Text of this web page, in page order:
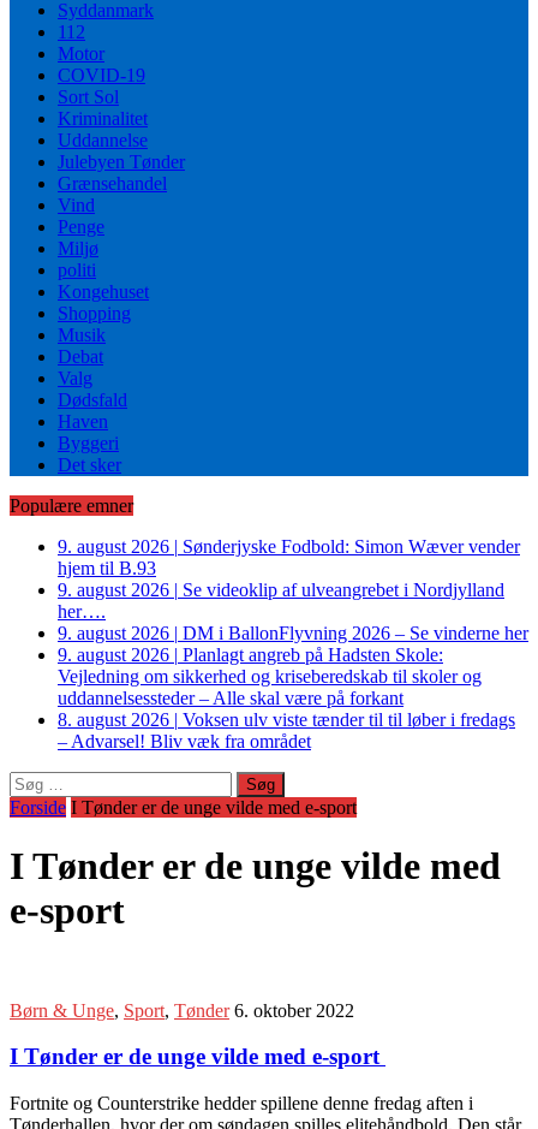
Syddanmark
112
Motor
COVID-19
Sort Sol
Kriminalitet
Uddannelse
Julebyen Tønder
Grænsehandel
Vind
Penge
Miljø
politi
Kongehuset
Shopping
Musik
Debat
Valg
Dødsfald
Haven
Byggeri
Det sker
Populære emner
9. august 2026 | Sønderjyske Fodbold: Simon Wæver vender
hjem til B.93
9. august 2026 | Se videoklip af ulveangrebet i Nordjylland
her….
9. august 2026 | DM i BallonFlyvning 2026 – Se vinderne her
9. august 2026 | Planlagt angreb på Hadsten Skole:
Vejledning om sikkerhed og kriseberedskab til skoler og
uddannelsessteder – Alle skal være på forkant
8. august 2026 | Voksen ulv viste tænder til til løber i fredags
– Advarsel! Bliv væk fra området
Søg
efter:
Forside I Tønder er de unge vilde med e-sport
I Tønder er de unge vilde med
e-sport
Børn & Unge, Sport, Tønder 6. oktober 2022
I Tønder er de unge vilde med e-sport
Fortnite og Counterstrike hedder spillene denne fredag aften i
Tønderhallen, hvor der om søndagen spilles elitehåndbold. Den står